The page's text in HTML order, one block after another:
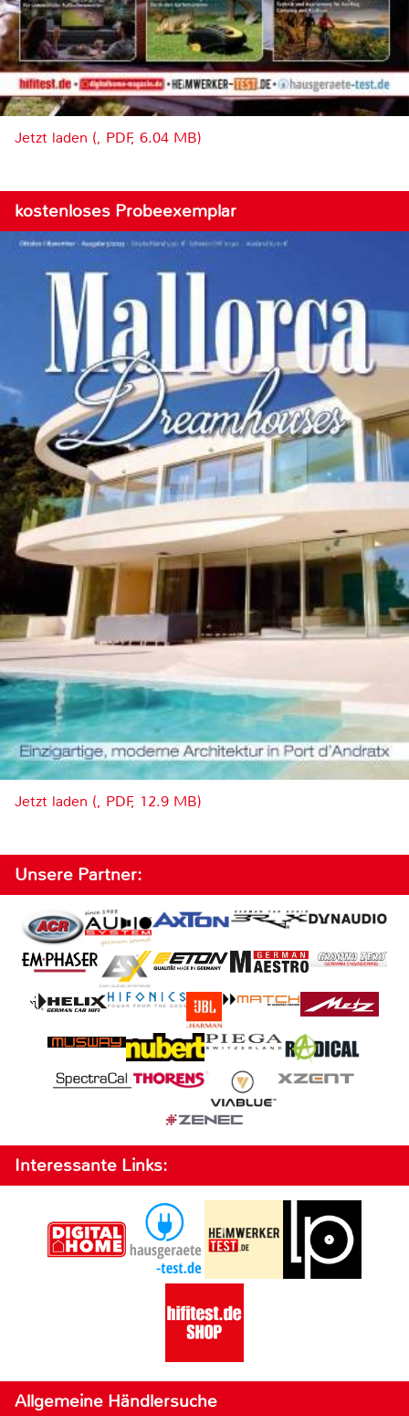
Jetzt laden (, PDF, 6.04 MB)
kostenloses Probeexemplar
Jetzt laden (, PDF, 12.9 MB)
Unsere Partner:
Interessante Links:
Allgemeine Händlersuche